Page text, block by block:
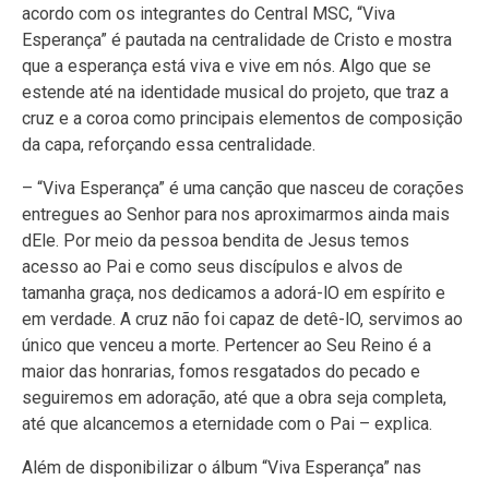
acordo com os integrantes do Central MSC, “Viva
Esperança” é pautada na centralidade de Cristo e mostra
que a esperança está viva e vive em nós. Algo que se
estende até na identidade musical do projeto, que traz a
cruz e a coroa como principais elementos de composição
da capa, reforçando essa centralidade.
– “Viva Esperança” é uma canção que nasceu de corações
entregues ao Senhor para nos aproximarmos ainda mais
dEle. Por meio da pessoa bendita de Jesus temos
acesso ao Pai e como seus discípulos e alvos de
tamanha graça, nos dedicamos a adorá-lO em espírito e
em verdade. A cruz não foi capaz de detê-lO, servimos ao
único que venceu a morte. Pertencer ao Seu Reino é a
maior das honrarias, fomos resgatados do pecado e
seguiremos em adoração, até que a obra seja completa,
até que alcancemos a eternidade com o Pai – explica.
Além de disponibilizar o álbum “Viva Esperança” nas